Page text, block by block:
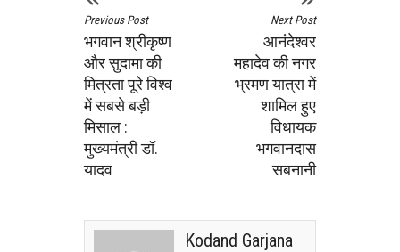
Previous Post
भगवान श्रीकृष्ण
और सुदामा की
मित्रता पूरे विश्व
में सबसे बड़ी
मिसाल :
मुख्यमंत्री डॉ.
यादव
Next Post
आनंदेश्वर
महादेव की नगर
भ्रमण यात्रा में
शामिल हुए
विधायक
भगवानदास
सबनानी
Kodand Garjana